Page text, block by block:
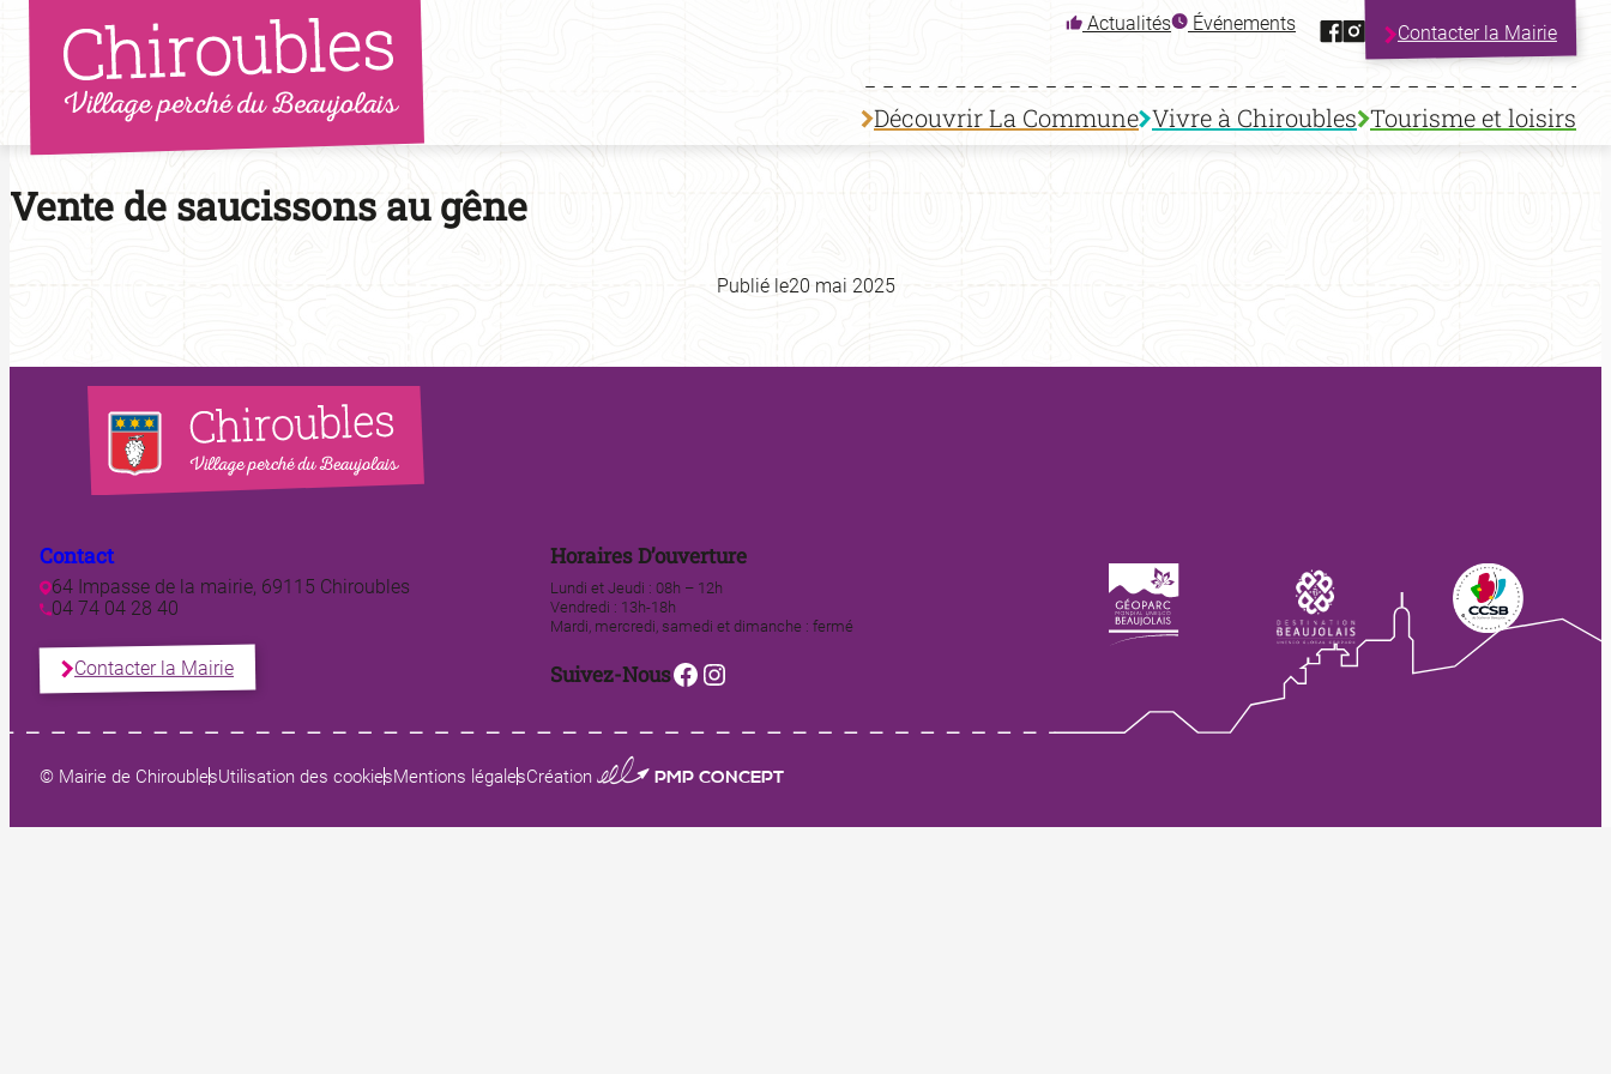
Aller
au
contenu
Actualités Événements Facebook
Instagram
Contacter la Mairie
Découvrir La Commune Vivre à Chiroubles Tourisme et loisirs
Vente de saucissons au gêne
Publié le20 mai 2025
Contact
64 Impasse de la mairie, 69115 Chiroubles
04 74 04 28 40
Contacter la Mairie
Horaires D’ouverture
Lundi et Jeudi : 08h – 12h
Vendredi : 13h-18h
Mardi, mercredi, samedi et dimanche : fermé
Suivez-NousFacebook
Instagram
© Mairie de ChiroublesUtilisation des cookiesMentions légalesCréation 0123 PMP CONCEPT